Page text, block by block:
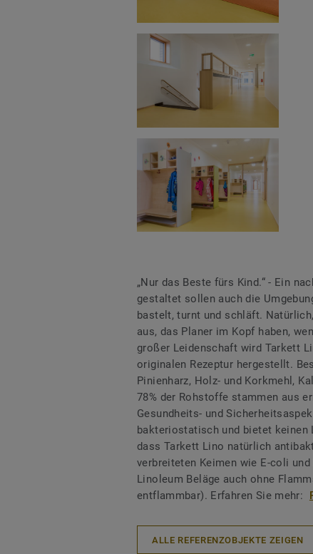
„Nur das Beste fürs Kind.“ - Ein
gestaltet sollen auch die
bastelt, turnt und schläft.
aus, das Planer im Kopf haben,
großer Leidenschaft wird Tarkett
originalen Rezeptur hergestellt.
Pinienharz, Holz- und Korkmehl,
78% der Rohstoffe stammen aus
Gesundheits- und
bakteriostatisch und bietet keinen
dass Tarkett Lino natürlich
verbreiteten Keimen wie E-coli
Linoleum Beläge auch ohne
entflammbar). Erfahren Sie mehr:
ALLE REFERENZOBJEKTE ZEIGEN